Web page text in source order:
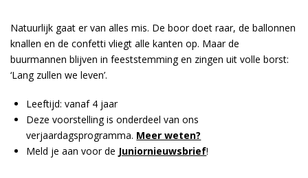
Natuurlijk gaat er van alles mis. De boor doet raar, de ballonnen
knallen en de confetti vliegt alle kanten op. Maar de
buurmannen blijven in feeststemming en zingen uit volle borst:
‘Lang zullen we leven’.
Leeftijd: vanaf 4 jaar
Deze voorstelling is onderdeel van ons
verjaardagsprogramma. Meer weten?
Meld je aan voor de Juniornieuwsbrief!